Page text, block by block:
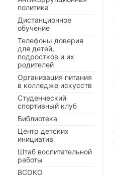
политика
Дистанционное
обучение
Телефоны доверия
для детей,
подростков и их
родителей
Организация питания
в колледже искусств
Студенческий
спортивный клуб
Библиотека
Центр детских
инициатив
Штаб воспитательной
работы
ВСОКО